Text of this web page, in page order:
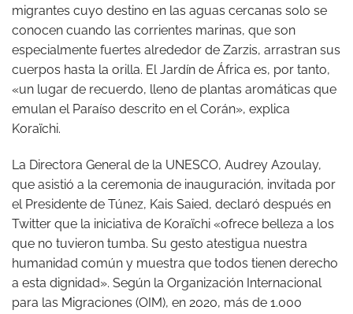
migrantes cuyo destino en las aguas cercanas solo se
conocen cuando las corrientes marinas, que son
especialmente fuertes alrededor de Zarzis, arrastran sus
cuerpos hasta la orilla. El Jardín de África es, por tanto,
«un lugar de recuerdo, lleno de plantas aromáticas que
emulan el Paraíso descrito en el Corán», explica
Koraïchi.
La Directora General de la UNESCO, Audrey Azoulay,
que asistió a la ceremonia de inauguración, invitada por
el Presidente de Túnez, Kais Saied, declaró después en
Twitter que la iniciativa de Koraïchi «ofrece belleza a los
que no tuvieron tumba. Su gesto atestigua nuestra
humanidad común y muestra que todos tienen derecho
a esta dignidad». Según la Organización Internacional
para las Migraciones (OIM), en 2020, más de 1.000